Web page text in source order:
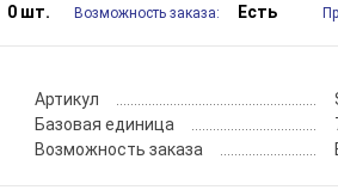
0 шт. Возможность заказа: Есть
Артикул
Базовая единица
Возможность заказа